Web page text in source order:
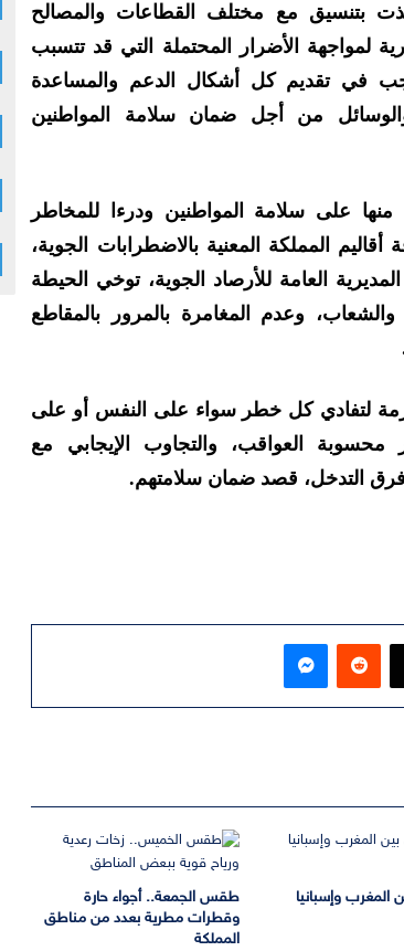
بتنسيق مع مختلف القطاعات والمصالح
لمواجهة الأضرار المحتملة التي قد تتسبب
في تقديم كل أشكال الدعم والمساعدة
من أجل ضمان سلامة المواطنين
منها على سلامة المواطنين ودرءا للمخاطر
أقاليم المملكة المعنية بالاضطرابات الجوية،
العامة للأرصاد الجوية، توخي الحيطة
والشعاب، وعدم المغامرة بالمرور بالمقاطع
لتفادي كل خطر سواء على النفس أو على
محسوبة العواقب، والتجاوب الإيجابي مع
التدخل، قصد ضمان سلامتهم.
ماسنجر
المغرب وإسبانيا
طقس الجمعة.. أجواء حارة
وقطرات مطرية بعدد من مناطق
المملكة